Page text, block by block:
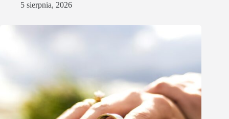
5 sierpnia, 2026